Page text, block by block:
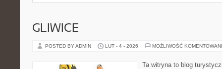
GLIWICE
POSTED BY ADMIN LUT - 4 - 2026 MOŻLIWOŚĆ
Ta witryna to blog